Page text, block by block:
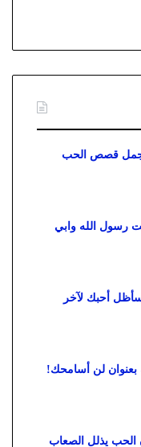
أجمل قصص الحب
رسول الله وابي
أحبك لآخر
لن أسامحك!
يذلل الصعاب